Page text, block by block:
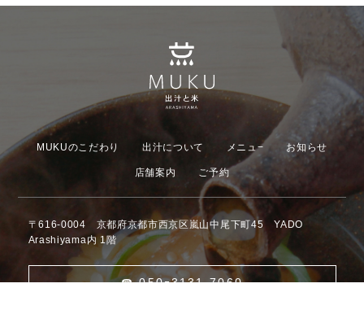
MUKUのこだわり 出汁について メニュ− お知らせ
店舗案内 ご予約
〒616-0004 京都府京都市西京区嵐山中尾下町45 YADO
Arashiyama内 1階
☎︎ 050ｰ3131-7060